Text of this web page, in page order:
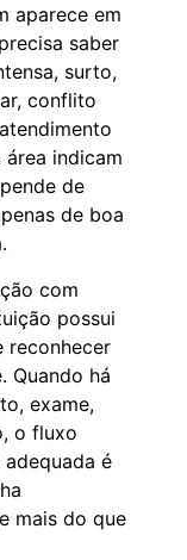
aparece em
saber
surto,
conflito
área indicam
de
de boa
com
possui
reconhecer
Quando há
exame,
o fluxo
é
mais do que